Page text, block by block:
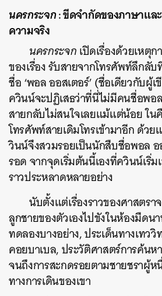
นครกระจก: ขีดจำกัดของภาษาแล
ความจริง
นครกระจกเปิดเรื่องด้วยเหตุ
ของเรื่อง รับสายจากโทรศัพท์ลึกลั
ชื่อ ‘พอล ออสเตอร์’ (ชื่อเดียวกับ
ควินน์จะปฏิเสธว่าที่นี่ไม่มีคนชื่อพอ
สายกลับไม่สนใจเลยแม้แต่น้อย ใน
โทรศัพท์สายเดิมโทรเข้ามาอีก ด้วย
วินน์จึงสวมรอยเป็นนักสืบชื่อพอล อ
รอด จากจุดเริ่มต้นนี้เองที่ควินน์เริ่ม
ราวประหลาดหลายอย่าง
นับตั้งแต่เรื่องราวของศาสตรา
ลูกชายของตัวเองไปขังในห้องมืดน
ทดลองบางอย่าง, ประเด็นทางเทว
คอยบาเบล, ประวัติศาสตร์การค้นห
จนถึงการสะกดรอยตามชายชราผู้ห
ทางการเดินของเขา